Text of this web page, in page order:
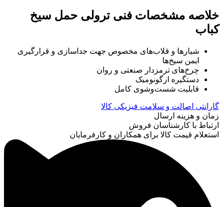
خلاصه مشخصات فنی ترولی حمل سیخ
کباب
شیارها و قلاب‌های مخصوص جهت جداسازی و قرارگیری
ایمن سیخ‌ها
چرخ‌های ترمزدار صنعتی و روان
دستگیره ارگونومیک
قابلیت شست‌وشوی کامل
گارانتی اصالت و سلامت فیزیکی کالا
زمان و هزینه ارسال
ارتباط با کارشناسان فروش
استعلام قیمت کالا برای همکاران و کارفرمایان